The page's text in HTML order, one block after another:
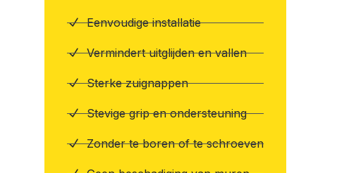
Eenvoudige installatie
Vermindert uitglijden en vallen
Sterke zuignappen
Stevige grip en ondersteuning
Zonder te boren of te schroeven